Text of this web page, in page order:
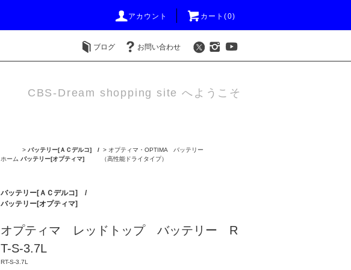
アカウント カート(0)
ブログ お問い合わせ
CBS-Dream shopping site へようこそ
ホーム
> バッテリー[ＡＣデルコ] /
バッテリー[オプティマ]
> オプティマ・OPTIMA バッテリー
（高性能ドライタイプ）
バッテリー[ＡＣデルコ] /
バッテリー[オプティマ]
オプティマ レッドトップ バッテリー R
T-S-3.7L
RT-S-3.7L